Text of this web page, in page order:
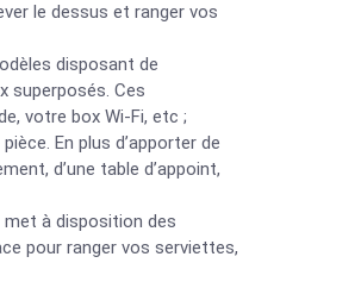
le dessus et ranger vos
disposant de
superposés. Ces
votre box Wi-Fi, etc ;
En plus d’apporter de
d’une table d’appoint,
met à disposition des
pour ranger vos serviettes,